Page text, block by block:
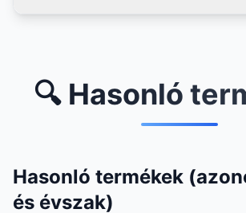
🔍 Hasonló
Hasonló termékek
és évszak)